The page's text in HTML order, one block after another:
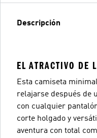
Descripción
EL ATRACTIVO DE
Esta camiseta
relajarse después de
con cualquier
corte holgado y
aventura con total